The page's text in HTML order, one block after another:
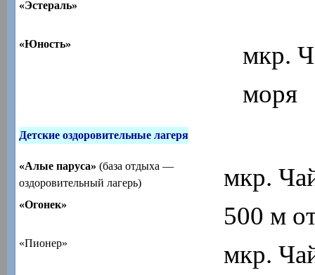
«Эстераль»
«Юность»
мкр.
моря
Детские оздоровительные лагеря
«Алые паруса» (база отдыха —
оздоровительный лагерь)
мкр.
«Огонек» 500 м
«Пионер» мкр.